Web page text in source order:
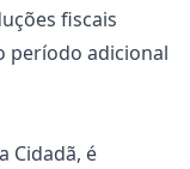
fiscais
período adicional
Cidadã, é